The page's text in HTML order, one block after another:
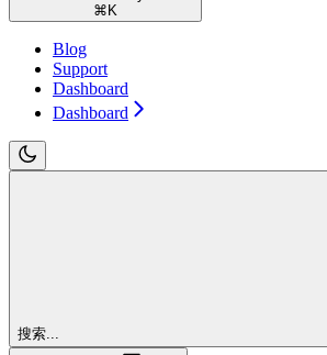
⌘ K
Blog
Support
Dashboard
Dashboard
搜索...